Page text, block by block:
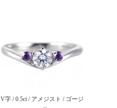
V字 / 0.5ct / アメジスト / ゴージ